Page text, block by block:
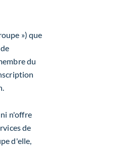
») que
du
n'offre
de
d'elle,